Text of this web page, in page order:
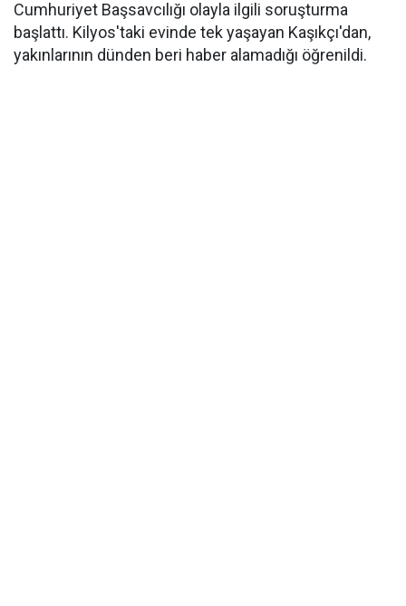
Cumhuriyet Başsavcılığı olayla ilgili soruşturma
başlattı. Kilyos'taki evinde tek yaşayan Kaşıkçı'dan,
yakınlarının dünden beri haber alamadığı öğrenildi.